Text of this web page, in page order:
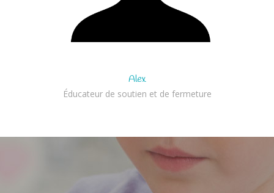
Alex
Éducateur de soutien et de fermeture